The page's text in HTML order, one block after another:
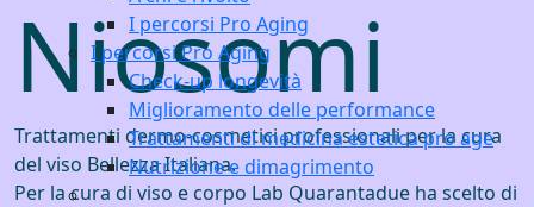
I percorsi Pro Aging
I percorsi Pro Aging
Check-up longevità
Miglioramento delle performance
Trattamenti di medicina estetica pro age
Nutrizione e dimagrimento
Niosomi
Trattamenti dermo-cosmetici professionali per la cura
del viso Bellezza Italiana.
Per la cura di viso e corpo Lab Quarantadue ha scelto di